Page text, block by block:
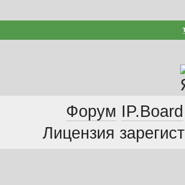
Форум IP.Board
Лицензия